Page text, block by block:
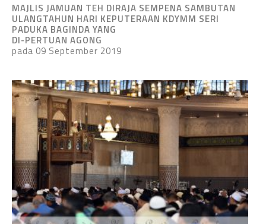
MAJLIS JAMUAN TEH DIRAJA SEMPENA SAMBUTAN
ULANGTAHUN HARI KEPUTERAAN KDYMM SERI
PADUKA BAGINDA YANG
DI-PERTUAN AGONG
pada 09 September 2019